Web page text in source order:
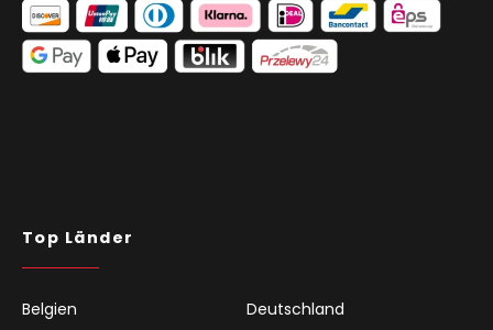
Top Länder
Belgien
Deutschland